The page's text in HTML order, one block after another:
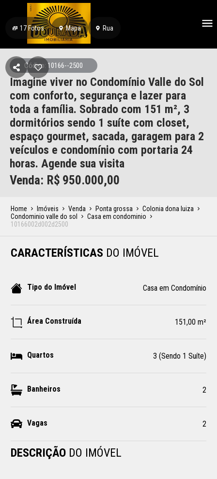
17Fotos Mapa Rua
Código: 10166--2500
Imagine viver no Condomínio Valle do Sol
com conforto, segurança e lazer para
toda a família. Sobrado com 151 m², 3
dormitórios sendo 1 suíte com closet,
espaço gourmet, sacada, garagem para 2
veículos e condomínio com portaria 24
horas. Agende sua visita
Venda: R$ 950.000,00
Home Imóveis Venda Ponta grossa
Colonia dona luiza
Condominio valle do sol
Casa em condominio
10166002d002d2500
CARACTERÍSTICAS DO IMÓVEL
Tipo do Imóvel Casa em Condomínio
Área Construída 151,00 m²
Quartos 3 (Sendo 1 Suíte)
Banheiros 2
Vagas 2
DESCRIÇÃO DO IMÓVEL